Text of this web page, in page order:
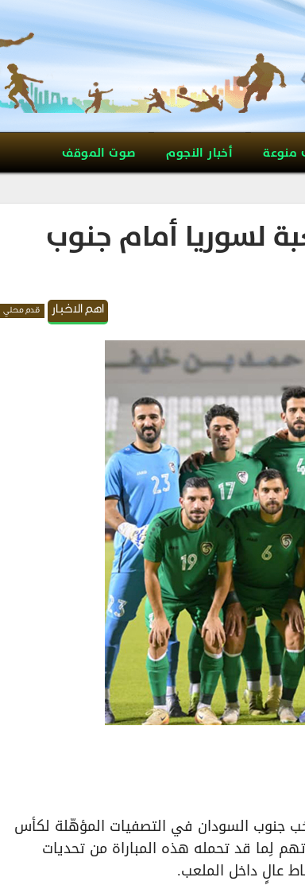
منوعة أخبار النجوم صوت الموقف
لسوريا أمام جنوب
اهم الاخبار قدم محلي
جنوب السودان في التصفيات المؤهّلة لكأس
لِما قد تحمله هذه المباراة من تحديات
عالٍ داخل الملعب.